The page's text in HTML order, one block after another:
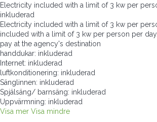
Electricity included with a limit of 3 kw per
inkluderad
Electricity included with a limit of 3 kw per
included with a limit of 3 kw per person per
pay at the agency's destination
handdukar: inkluderad
Internet: inkluderad
luftkonditionering: inkluderad
Sänglinnen: inkluderad
Spjälsäng/ barnsäng: inkluderad
Uppvärmning: inkluderad
Visa mer Visa mindre